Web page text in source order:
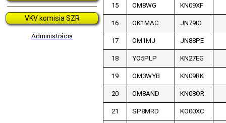
VKV komisia SZR
Administrácia
15 OM8WG KN09XF
16 OK1MAC JN79IO
17 OM1MJ JN88PE
18 YO5PLP KN27EG
19 OM3WYB KN09RK
20 OM8AND KN08OR
21 SP8MRD KO00XC